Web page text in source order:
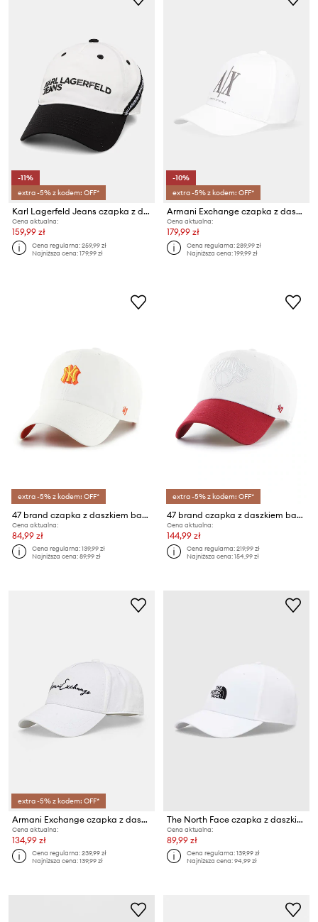
-11%
extra -5% z kodem: OFF*
Karl Lagerfeld Jeans czapka z daszkiem męska
Cena aktualna:
159,99 zł
Cena regularna:259,99 zł
Najniższa cena:179,99 zł
-10%
extra -5% z kodem: OFF*
Armani Exchange czapka z daszkiem bawełniana
Cena aktualna:
179,99 zł
Cena regularna:289,99 zł
Najniższa cena:199,99 zł
extra -5% z kodem: OFF*
47 brand czapka z daszkiem bawełniana MLB New York Yankees
Cena aktualna:
84,99 zł
Cena regularna:139,99 zł
Najniższa cena:89,99 zł
extra -5% z kodem: OFF*
47 brand czapka z daszkiem bawełniana NBA New York Knicks '47 x Tommy Hilfiger
Cena aktualna:
144,99 zł
Cena regularna:219,99 zł
Najniższa cena:154,99 zł
extra -5% z kodem: OFF*
Armani Exchange czapka z daszkiem bawełniana
Cena aktualna:
134,99 zł
Cena regularna:239,99 zł
Najniższa cena:139,99 zł
The North Face czapka z daszkiem Recycled 66 Classic Hat
Cena aktualna:
89,99 zł
Cena regularna:139,99 zł
Najniższa cena:94,99 zł